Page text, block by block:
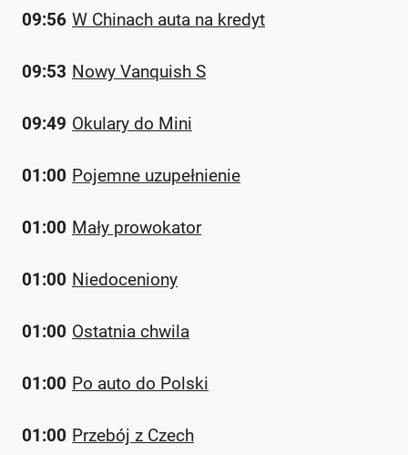
09:56 W Chinach auta na kredyt
09:53 Nowy Vanquish S
09:49 Okulary do Mini
01:00 Pojemne uzupełnienie
01:00 Mały prowokator
01:00 Niedoceniony
01:00 Ostatnia chwila
01:00 Po auto do Polski
01:00 Przebój z Czech